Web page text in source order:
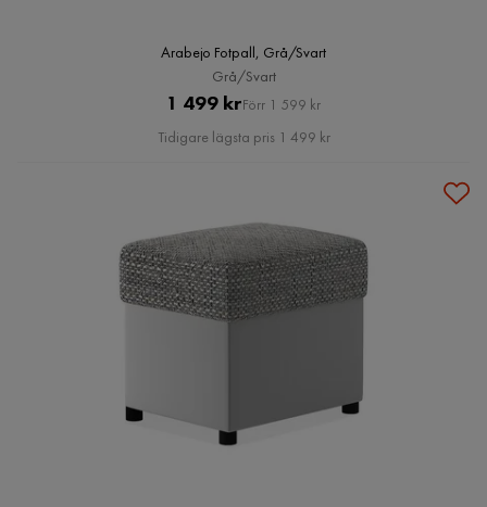
Arabejo Fotpall, Grå/Svart
Grå/Svart
Pris
1 499 krOriginal
Pris
Förr 1 599 kr
Tidigare lägsta pris 1 499 kr